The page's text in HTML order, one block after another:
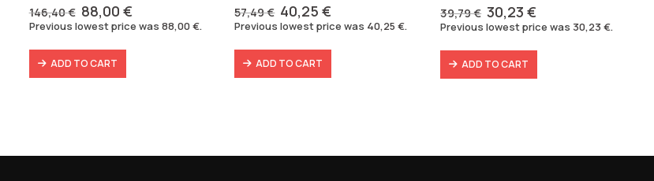
146,40€ Original
price
was:
146,40 €.
88,00 €Current
price
Previous lowest price was 88,00€.
ADD TO CART
57,49€ Original
price
57,49 €.
40,25€
price
40,25 €.
Previous lowest price was 40,25€.
ADD TO CART
39,79€ Original
price
39,79 €.
30,23€
price
30,23 €.
Previous lowest price was 30,23€.
ADD TO CART